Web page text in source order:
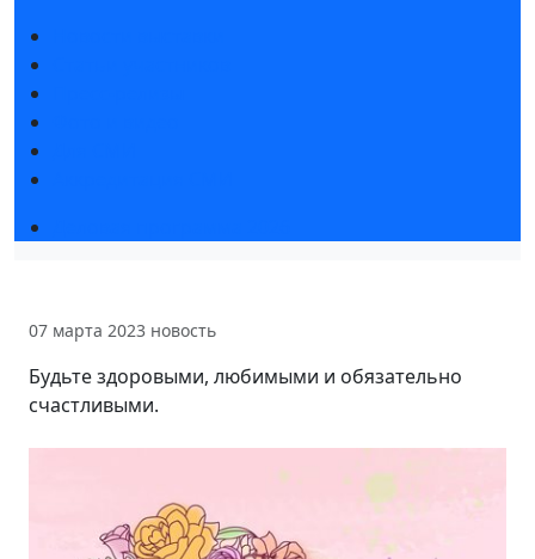
07 марта 2023 новость
Будьте здоровыми, любимыми и обязательно
счастливыми.